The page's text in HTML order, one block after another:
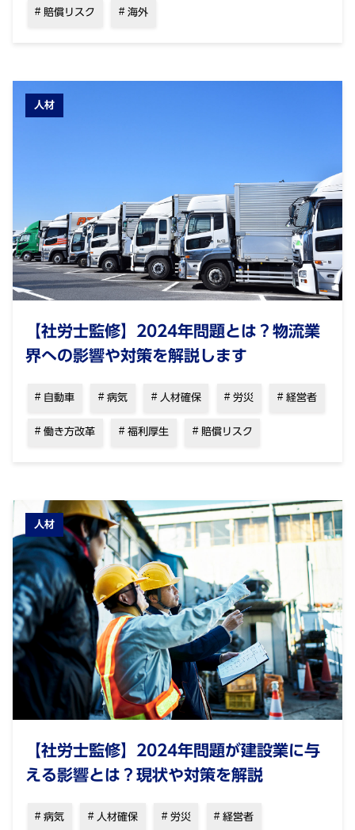
賠償リスク 海外
人材
【社労士監修】2024年問題とは？物流業
界への影響や対策を解説します
自動車 病気 人材確保 労災 経営者
働き方改革 福利厚生 賠償リスク
人材
【社労士監修】2024年問題が建設業に与
える影響とは？現状や対策を解説
病気 人材確保 労災 経営者